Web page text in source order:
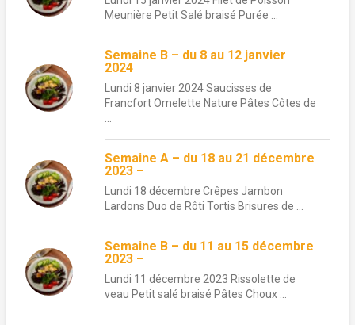
Meunière Petit Salé braisé Purée ...
Semaine B – du 8 au 12 janvier
2024
Lundi 8 janvier 2024 Saucisses de
Francfort Omelette Nature Pâtes Côtes de
Semaine A – du 18 au 21 décembre
2023 –
Lundi 18 décembre Crêpes Jambon
Lardons Duo de Rôti Tortis Brisures de ...
Semaine B – du 11 au 15 décembre
2023 –
Lundi 11 décembre 2023 Rissolette de
veau Petit salé braisé Pâtes Choux ...